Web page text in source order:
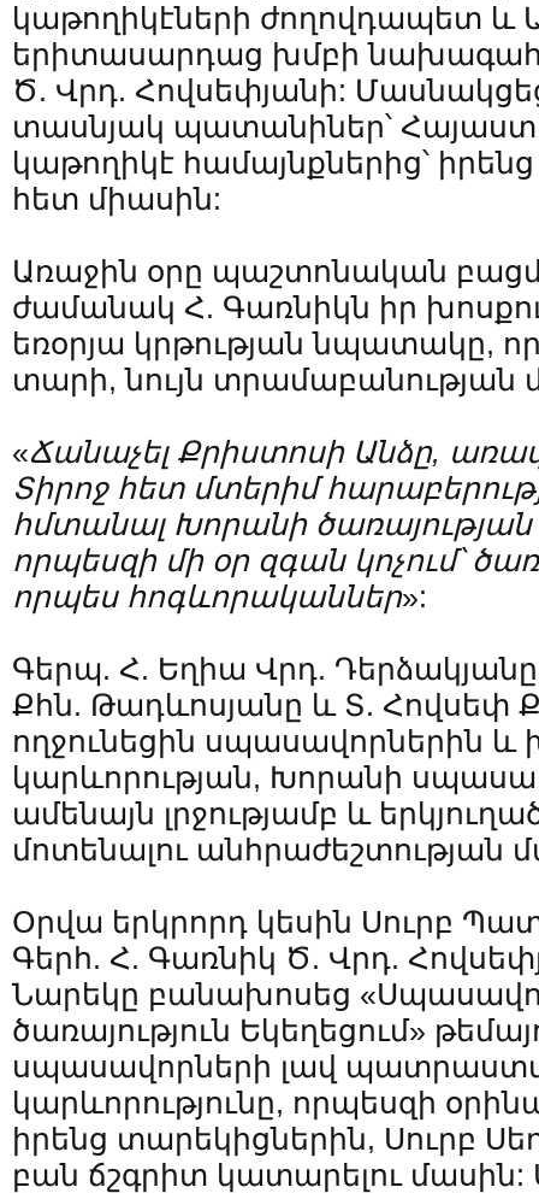
կաթողիկէների ժողովդապետ և
երիտասարդաց խմբի նախագահ
Ծ. Վրդ. Հովսեփյանի:
տասնյակ պատանիներ՝
կաթողիկէ համայնքներից՝
հետ միասին:
Առաջին օրը պաշտոնական
ժամանակ Հ. Գառնիկն իր
եռօրյա կրթության նպատակը,
տարի, նույն տրամաբանության
«Ճանաչել Քրիստոսի Անձը,
Տիրոջ հետ մտերիմ
հմտանալ Խորանի ծառայության
որպեսզի մի օր զգան կոչում՝
որպես հոգևորականներ»:
Գերպ. Հ. Եղիա Վրդ.
Քհն. Թադևոսյանը և Տ. Հովսեփ
ողջունեցին սպասավորներին և
կարևորության, Խորանի
ամենայն լրջությամբ և
մոտենալու անհրաժեշտության
Օրվա երկրորդ կեսին Սուրբ
Գերհ. Հ. Գառնիկ Ծ. Վրդ.
Նարեկը բանախոսեց
ծառայություն Եկեղեցում»
սպասավորների լավ
կարևորությունը, որպեսզի
իրենց տարեկիցներին, Սուրբ
բան ճշգրիտ կատարելու